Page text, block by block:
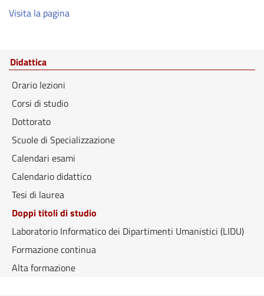
Visita la pagina
Didattica
Orario lezioni
Corsi di studio
Dottorato
Scuole di Specializzazione
Calendari esami
Calendario didattico
Tesi di laurea
Doppi titoli di studio
Laboratorio Informatico dei Dipartimenti Umanistici (LIDU)
Formazione continua
Alta formazione